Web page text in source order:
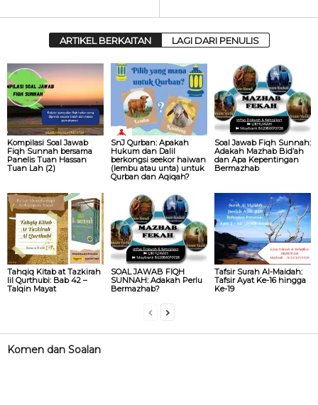
ARTIKEL BERKAITAN LAGI DARI PENULIS
Kompilasi Soal Jawab
Fiqh Sunnah bersama
Panelis Tuan Hassan
Tuan Lah (2)
SnJ Qurban: Apakah
Hukum dan Dalil
berkongsi seekor haiwan
(lembu atau unta) untuk
Qurban dan Aqiqah?
Soal Jawab Fiqh Sunnah:
Adakah Mazhab Bid’ah
dan Apa Kepentingan
Bermazhab
Tahqiq Kitab at Tazkirah
lil Qurthubi: Bab 42 –
Talqin Mayat
SOAL JAWAB FIQH
SUNNAH: Adakah Perlu
Bermazhab?
Tafsir Surah Al-Maidah:
Tafsir Ayat Ke-16 hingga
Ke-19
Komen dan Soalan